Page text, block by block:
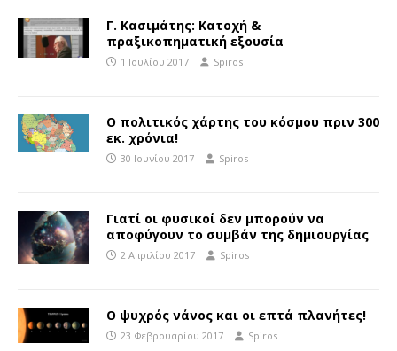
Γ. Κασιμάτης: Κατοχή &
πραξικοπηματική εξουσία
1 Ιουλίου 2017 Spiros
Ο πολιτικός χάρτης του κόσμου πριν 300
εκ. χρόνια!
30 Ιουνίου 2017 Spiros
Γιατί οι φυσικοί δεν μπορούν να
αποφύγουν το συμβάν της δημιουργίας
2 Απριλίου 2017 Spiros
Ο ψυχρός νάνος και οι επτά πλανήτες!
23 Φεβρουαρίου 2017 Spiros